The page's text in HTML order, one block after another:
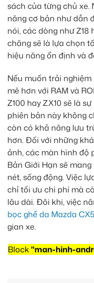
sách của từng chủ xe.
năng cơ bản như dẫn
nói, các dòng như Z18
chăng sẽ là lựa chọn
hiệu năng ổn định và
Nếu muốn trải
mẽ hơn với RAM và
Z100 hay ZX10 sẽ là
phiên bản này không
còn có khả năng lưu
hơn. Đối với những
ảnh, các màn hình độ
Bản Giới Hạn sẽ
nét, sống động. Việc
chỉ tối ưu chi phí mà
lâu dài. Đôi khi, việc
bọc ghế da Mazda
gian xe.
Block"man-hinh-